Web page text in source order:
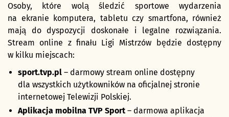
Osoby, które wolą śledzić sportowe wydarzenia
na ekranie komputera, tabletu czy smartfona, również
mają do dyspozycji doskonałe i legalne rozwiązania.
Stream online z finału Ligi Mistrzów będzie dostępny
w kilku miejscach:
sport.tvp.pl – darmowy stream online dostępny
dla wszystkich użytkowników na oficjalnej stronie
internetowej Telewizji Polskiej.
Aplikacja mobilna TVP Sport – darmowa aplikacja